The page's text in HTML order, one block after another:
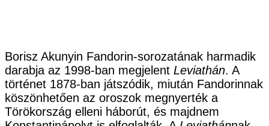
Borisz Akunyin Fandorin-sorozatának harmadik
darabja az 1998-ban megjelent Leviathán. A
történet 1878-ban játszódik, miután Fandorinnak
köszönhetően az oroszok megnyerték a
Törökország elleni háborút, és majdnem